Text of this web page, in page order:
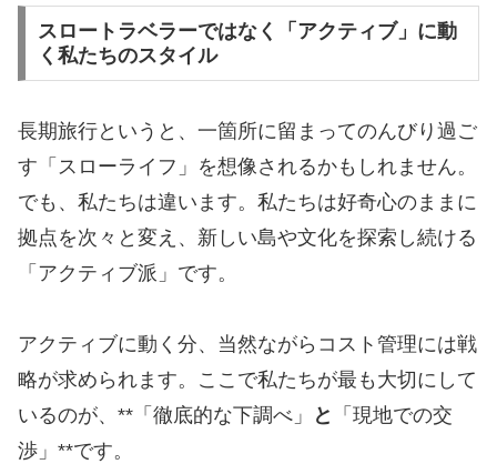
スロートラベラーではなく「アクティブ」に動
く私たちのスタイル
​長期旅行というと、一箇所に留まってのんびり過ご
す「スローライフ」を想像されるかもしれません。
でも、私たちは違います。私たちは好奇心のままに
拠点を次々と変え、新しい島や文化を探索し続ける
「アクティブ派」です。
​アクティブに動く分、当然ながらコスト管理には戦
略が求められます。ここで私たちが最も大切にして
いるのが、**「徹底的な下調べ」
と
「現地での交
渉」**です。